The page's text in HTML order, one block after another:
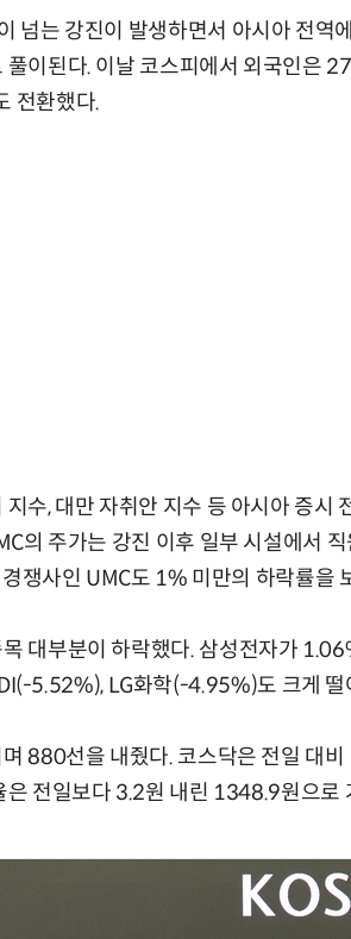
넘는 강진이 발생하면서 아시아 전역
풀이된다. 이날 코스피에서 외국인은
전환했다.
수, 대만 자취안 지수 등 아시아 증시
의 주가는 강진 이후 일부 시설에서
쟁사인 UMC도 1% 미만의 하락률을
대부분이 하락했다. 삼성전자가
5.52%), LG화학(-4.95%)도 크게
880선을 내줬다. 코스닥은 전일 대
은 전일보다 3.2원 내린 1348.9원으로